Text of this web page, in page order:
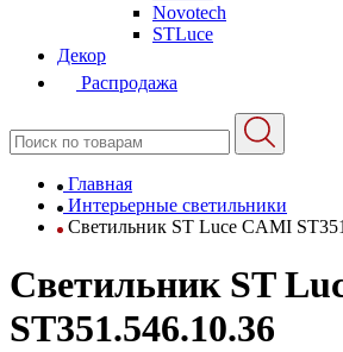
Novotech
STLuce
Декор
Распродажа
Главная
Интерьерные светильники
Светильник ST Luce CAMI
Светильник ST
ST351.546.10.36